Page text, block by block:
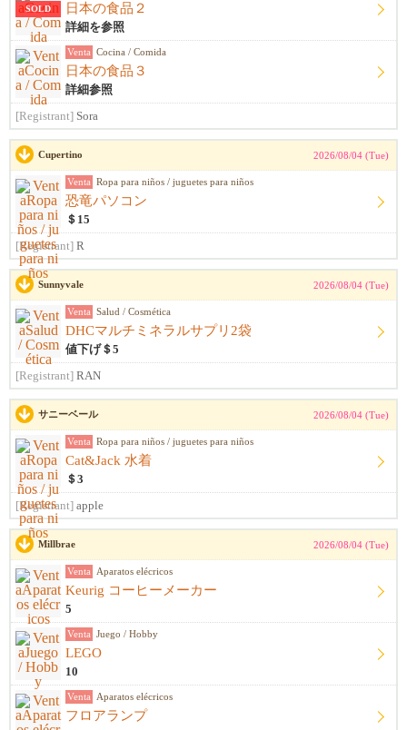
SOLD 日本の食品２
詳細を参照
Venta Cocina / Comida
日本の食品３
詳細参照
[Registrant] Sora
Cupertino 2026/08/04 (Tue)
Venta Ropa para niños / juguetes para niños
恐竜パソコン
＄15
[Registrant] R
Sunnyvale 2026/08/04 (Tue)
Venta Salud / Cosmética
DHCマルチミネラルサプリ2袋
値下げ＄5
[Registrant] RAN
サニーベール 2026/08/04 (Tue)
Venta Ropa para niños / juguetes para niños
Cat&Jack 水着
＄3
[Registrant] apple
Millbrae 2026/08/04 (Tue)
Venta Aparatos elécricos
Keurig コーヒーメーカー
5
Venta Juego / Hobby
LEGO
10
Venta Aparatos elécricos
フロアランプ